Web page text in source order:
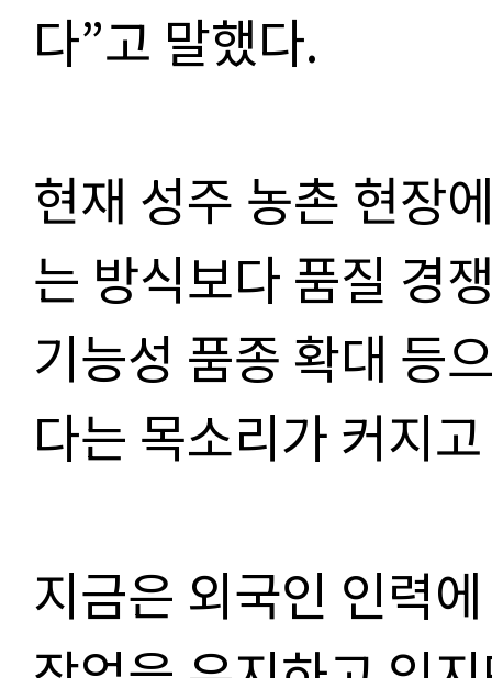
다”고 말했다.
현재 성주 농촌 현장
는 방식보다 품질 경
기능성 품종 확대 등
다는 목소리가 커지
지금은 외국인 인력